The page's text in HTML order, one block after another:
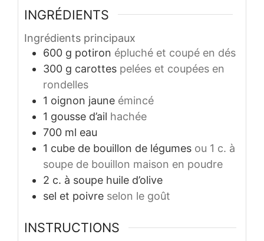
INGRÉDIENTS
Ingrédients principaux
600 g potiron épluché et coupé en dés
300 g carottes pelées et coupées en
rondelles
1 oignon jaune émincé
1 gousse d’ail hachée
700 ml eau
1 cube de bouillon de légumes ou 1 c. à
soupe de bouillon maison en poudre
2 c. à soupe huile d’olive
sel et poivre selon le goût
INSTRUCTIONS